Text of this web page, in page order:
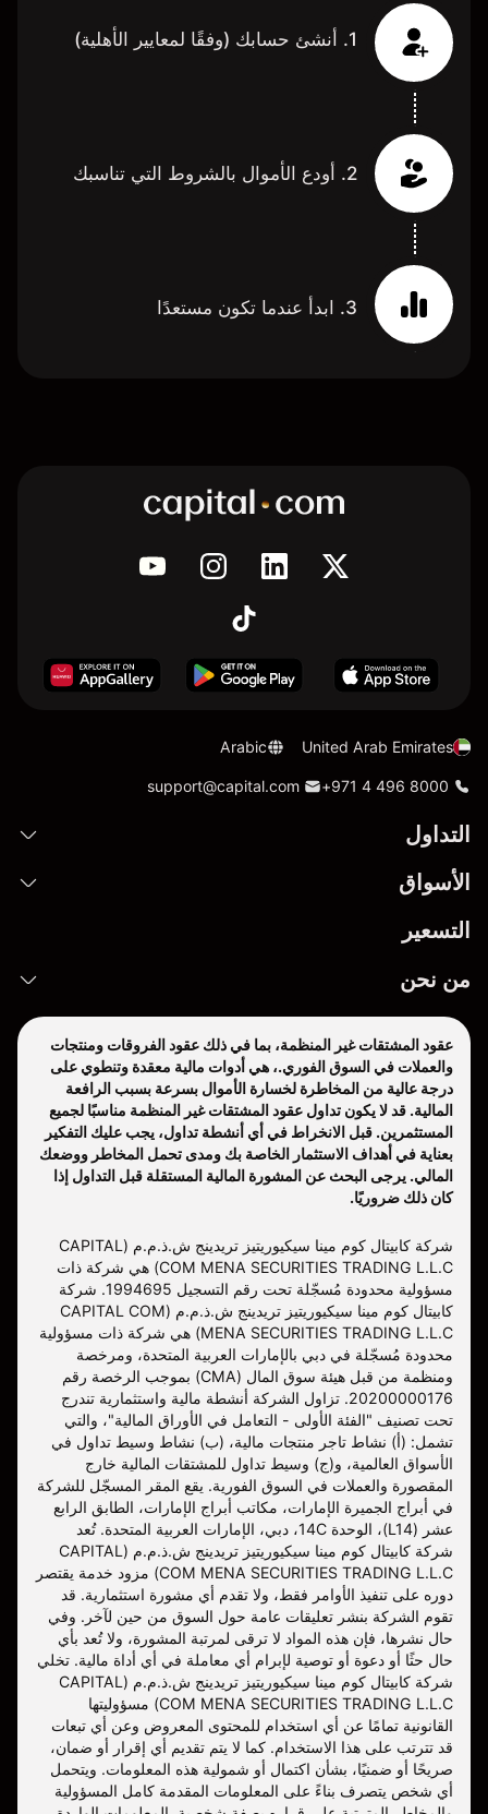
1. أنشئ حسابك (وفقًا لمعايير الأهلية)
2. أودع الأموال بالشروط التي تناسبك
3. ابدأ عندما تكون مستعدًا
United Arab Emirates
Arabic
+971 4 496 8000
support@capital.com
التداول
الأسواق
التسعير
من نحن
عقود المشتقات غير المنظمة، بما في ذلك عقود الفروقات ومنتجات
والعملات في السوق الفوري.، هي أدوات مالية معقدة وتنطوي على
درجة عالية من المخاطرة لخسارة الأموال بسرعة بسبب الرافعة
المالية. قد لا يكون تداول عقود المشتقات غير المنظمة مناسبًا لجميع
المستثمرين. قبل الانخراط في أي أنشطة تداول، يجب عليك التفكير
بعناية في أهداف الاستثمار الخاصة بك ومدى تحمل المخاطر ووضعك
المالي. يرجى البحث عن المشورة المالية المستقلة قبل التداول إذا
كان ذلك ضروريًا.
شركة كابيتال كوم مينا سيكيوريتيز تريدينج ش.ذ.م.م (CAPITAL
COM MENA SECURITIES TRADING L.L.C) هي شركة ذات
مسؤولية محدودة مُسجّلة تحت رقم التسجيل 1994695. شركة
كابيتال كوم مينا سيكيوريتيز تريدينج ش.ذ.م.م (CAPITAL COM
MENA SECURITIES TRADING L.L.C) هي شركة ذات مسؤولية
محدودة مُسجّلة في دبي بالإمارات العربية المتحدة، ومرخصة
ومنظمة من قبل هيئة سوق المال (CMA) بموجب الرخصة رقم
20200000176. تزاول الشركة أنشطة مالية واستثمارية تندرج
تحت تصنيف "الفئة الأولى - التعامل في الأوراق المالية"، والتي
تشمل: (أ) نشاط تاجر منتجات مالية، (ب) نشاط وسيط تداول في
الأسواق العالمية، و(ج) وسيط تداول للمشتقات المالية خارج
المقصورة والعملات في السوق الفورية. يقع المقر المسجّل للشركة
في أبراج الجميرة الإمارات، مكاتب أبراج الإمارات، الطابق الرابع
عشر (L14)، الوحدة 14C، دبي، الإمارات العربية المتحدة. تُعد
شركة كابيتال كوم مينا سيكيوريتيز تريدينج ش.ذ.م.م (CAPITAL
COM MENA SECURITIES TRADING L.L.C) مزود خدمة يقتصر
دوره على تنفيذ الأوامر فقط، ولا تقدم أي مشورة استثمارية. قد
تقوم الشركة بنشر تعليقات عامة حول السوق من حين لآخر. وفي
حال نشرها، فإن هذه المواد لا ترقى لمرتبة المشورة، ولا تُعد بأي
حال حثًا أو دعوة أو توصية لإبرام أي معاملة في أي أداة مالية. تخلي
شركة كابيتال كوم مينا سيكيوريتيز تريدينج ش.ذ.م.م (CAPITAL
COM MENA SECURITIES TRADING L.L.C) مسؤوليتها
القانونية تمامًا عن أي استخدام للمحتوى المعروض وعن أي تبعات
قد تترتب على هذا الاستخدام. كما لا يتم تقديم أي إقرار أو ضمان،
صريحًا أو ضمنيًا، بشأن اكتمال أو شمولية هذه المعلومات. ويتحمل
أي شخص يتصرف بناءً على المعلومات المقدمة كامل المسؤولية